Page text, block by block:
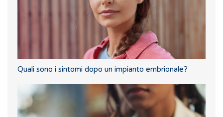
Quali sono i sintomi dopo un impianto embrionale?